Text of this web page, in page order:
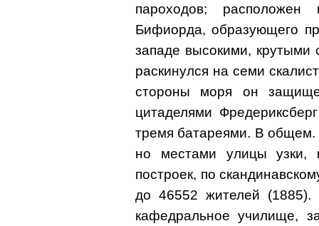
пароходов; расположен
Бифиорда, образующего
западе высокими,
раскинулся на семи
стороны моря он
цитаделями
тремя батареями. В общем.
но местами улицы узки,
построек, по
до 46552 жителей (1885).
кафедральное училище,